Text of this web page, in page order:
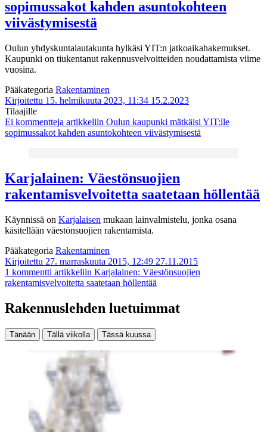
sopimussakot kahden asuntokohteen
viivästymisestä
Oulun yhdyskuntalautakunta hylkäsi YIT:n jatkoaikahakemukset.
Kaupunki on tiukentanut rakennusvelvoitteiden noudattamista viime
vuosina.
Pääkategoria Rakentaminen
Kirjoitettu 15. helmikuuta 2023, 11:34 15.2.2023
Tilaajille
Ei kommentteja artikkeliin Oulun kaupunki mätkäisi YIT:lle
sopimussakot kahden asuntokohteen viivästymisestä
Karjalainen: Väestönsuojien
rakentamisvelvoitetta saatetaan höllentää
Käynnissä on Karjalaisen mukaan lainvalmistelu, jonka osana
käsitellään väestönsuojien rakentamista.
Pääkategoria Rakentaminen
Kirjoitettu 27. marraskuuta 2015, 12:49 27.11.2015
1 kommentti artikkeliin Karjalainen: Väestönsuojien
rakentamisvelvoitetta saatetaan höllentää
Rakennuslehden luetuimmat
Tänään Tällä viikolla Tässä kuussa